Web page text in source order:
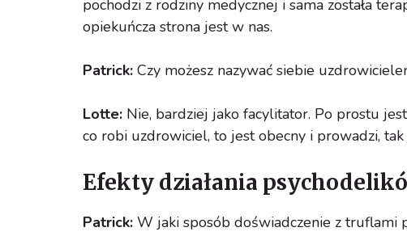
pochodzi z rodziny medycznej i sama została
opiekuńcza strona jest w nas.
Patrick: Czy możesz nazywać siebie
Lotte: Nie, bardziej jako facylitator. Po prostu
co robi uzdrowiciel, to jest obecny i prowadzi,
Efekty działania
Patrick: W jaki sposób doświadczenie z truflami